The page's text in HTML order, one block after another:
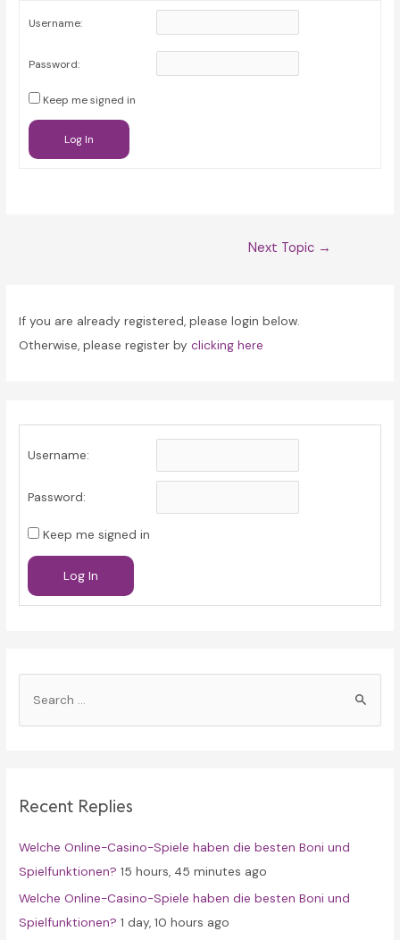
Username:
Password:
Keep me signed in
Log In
Next Topic →
If you are already registered, please login below.
Otherwise, please register byclicking here
Username:
Password:
Keep me signed in
Log In
h
o
r
:
Recent Replies
Welche Online-Casino-Spiele haben die besten Boni und
Spielfunktionen? 15 hours, 45 minutes ago
Welche Online-Casino-Spiele haben die besten Boni und
Spielfunktionen? 1 day, 10 hours ago